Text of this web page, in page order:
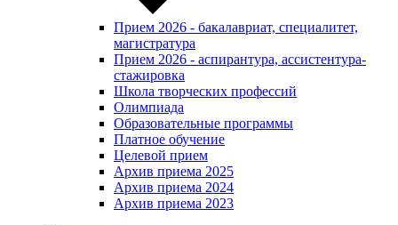
Прием 2026 - бакалавриат, специалитет,
магистратура
Прием 2026 - аспирантура, ассистентура-
стажировка
Школа творческих профессий
Олимпиада
Образовательные программы
Платное обучение
Целевой прием
Архив приема 2025
Архив приема 2024
Архив приема 2023